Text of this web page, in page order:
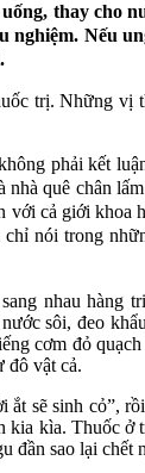
thay cho
Nếu
trị. Những vị
phải kết
quê chân
với cả giới khoa
nói trong
nhau hàng
sôi, đeo
cơm đỏ
đô vật cả.
sẽ sinh cỏ”,
kìa. Thuốc ở
đần sao lại chết